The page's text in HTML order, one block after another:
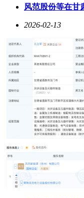
风范股份等在甘
2026-02-13